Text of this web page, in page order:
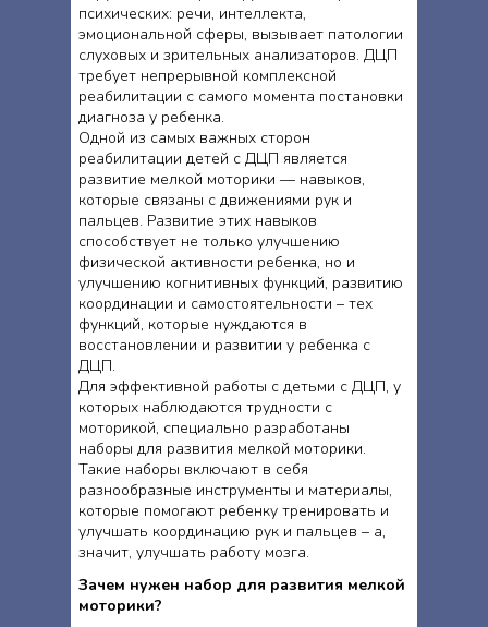
психических: речи, интеллекта,
эмоциональной сферы, вызывает патологии
слуховых и зрительных анализаторов. ДЦП
требует непрерывной комплексной
реабилитации с самого момента постановки
диагноза у ребенка.
Одной из самых важных сторон
реабилитации детей с ДЦП является
развитие мелкой моторики — навыков,
которые связаны с движениями рук и
пальцев. Развитие этих навыков
способствует не только улучшению
физической активности ребенка, но и
улучшению когнитивных функций, развитию
координации и самостоятельности – тех
функций, которые нуждаются в
восстановлении и развитии у ребенка с
ДЦП.
Для эффективной работы с детьми с ДЦП, у
которых наблюдаются трудности с
моторикой, специально разработаны
наборы для развития мелкой моторики.
Такие наборы включают в себя
разнообразные инструменты и материалы,
которые помогают ребенку тренировать и
улучшать координацию рук и пальцев – а,
значит, улучшать работу мозга.
Зачем нужен набор для развития мелкой
моторики?